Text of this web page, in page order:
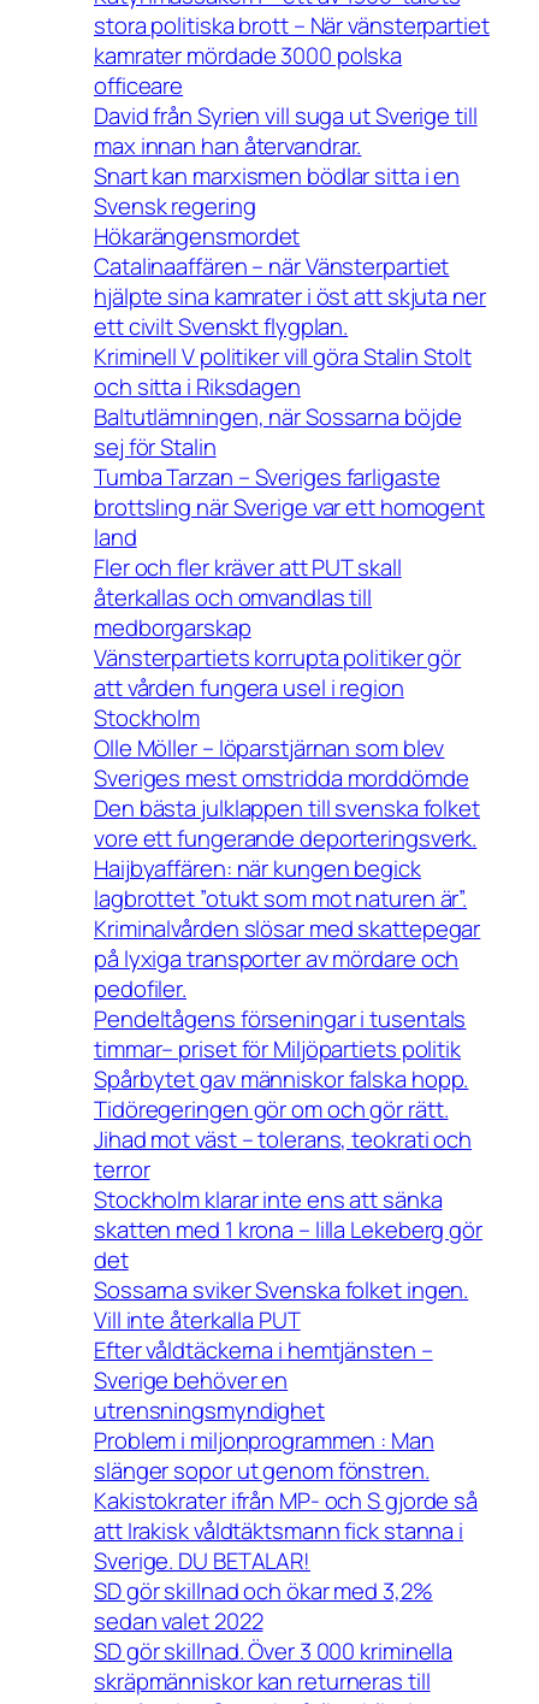
stora politiska brott – När vänsterpartiet
kamrater mördade 3000 polska
officeare
David från Syrien vill suga ut Sverige till
max innan han återvandrar.
Snart kan marxismen bödlar sitta i en
Svensk regering
Hökarängensmordet
Catalinaaffären – när Vänsterpartiet
hjälpte sina kamrater i öst att skjuta ner
ett civilt Svenskt flygplan.
Kriminell V politiker vill göra Stalin Stolt
och sitta i Riksdagen
Baltutlämningen, när Sossarna böjde
sej för Stalin
Tumba Tarzan – Sveriges farligaste
brottsling när Sverige var ett homogent
land
Fler och fler kräver att PUT skall
återkallas och omvandlas till
medborgarskap
Vänsterpartiets korrupta politiker gör
att vården fungera usel i region
Stockholm
Olle Möller – löparstjärnan som blev
Sveriges mest omstridda morddömde
Den bästa julklappen till svenska folket
vore ett fungerande deporteringsverk.
Haijbyaffären: när kungen begick
lagbrottet ”otukt som mot naturen är”.
Kriminalvården slösar med skattepegar
på lyxiga transporter av mördare och
pedofiler.
Pendeltågens förseningar i tusentals
timmar– priset för Miljöpartiets politik
Spårbytet gav människor falska hopp.
Tidöregeringen gör om och gör rätt.
Jihad mot väst – tolerans, teokrati och
terror
Stockholm klarar inte ens att sänka
skatten med 1 krona – lilla Lekeberg gör
det
Sossarna sviker Svenska folket ingen.
Vill inte återkalla PUT
Efter våldtäckerna i hemtjänsten –
Sverige behöver en
utrensningsmyndighet
Problem i miljonprogrammen : Man
slänger sopor ut genom fönstren.
Kakistokrater ifrån MP- och S gjorde så
att Irakisk våldtäktsmann fick stanna i
Sverige. DU BETALAR!
SD gör skillnad och ökar med 3,2%
sedan valet 2022
SD gör skillnad. Över 3 000 kriminella
skräpmänniskor kan returneras till